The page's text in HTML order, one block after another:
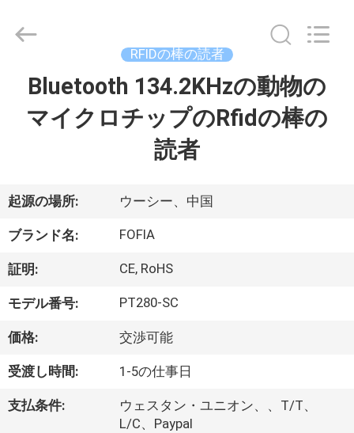
ダ
ク
ト
ビ
オ
supplier.
Technology
RFIDの棒の読者
Bluetooth 134.2KHzの動物の
マイクロチップのRfidの棒の
読者
起源の場所: ウーシー、中国
ブランド名: FOFIA
証明: CE, RoHS
モデル番号: PT280-SC
価格: 交渉可能
受渡し時間: 1-5の仕事日
支払条件:
ウェスタン・ユニオン、、T/T、
L/C、Paypal